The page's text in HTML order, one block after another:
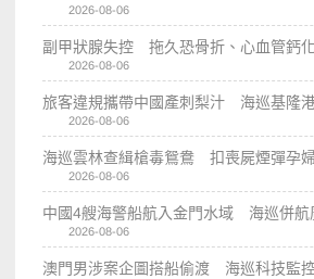
2026-08-06
副甲狀腺失控 拖久恐骨折、心血管鈣
2026-08-06
旅客違規攜帶中國產刺梨汁 海巡基隆
2026-08-06
海巡雲林查緝槍毒鴛鴦 扣喪屍煙彈孕
2026-08-06
中國4艘海警船航入金門水域 海巡併航
2026-08-06
澳門男涉案企圖搭船偷渡 海巡科技監